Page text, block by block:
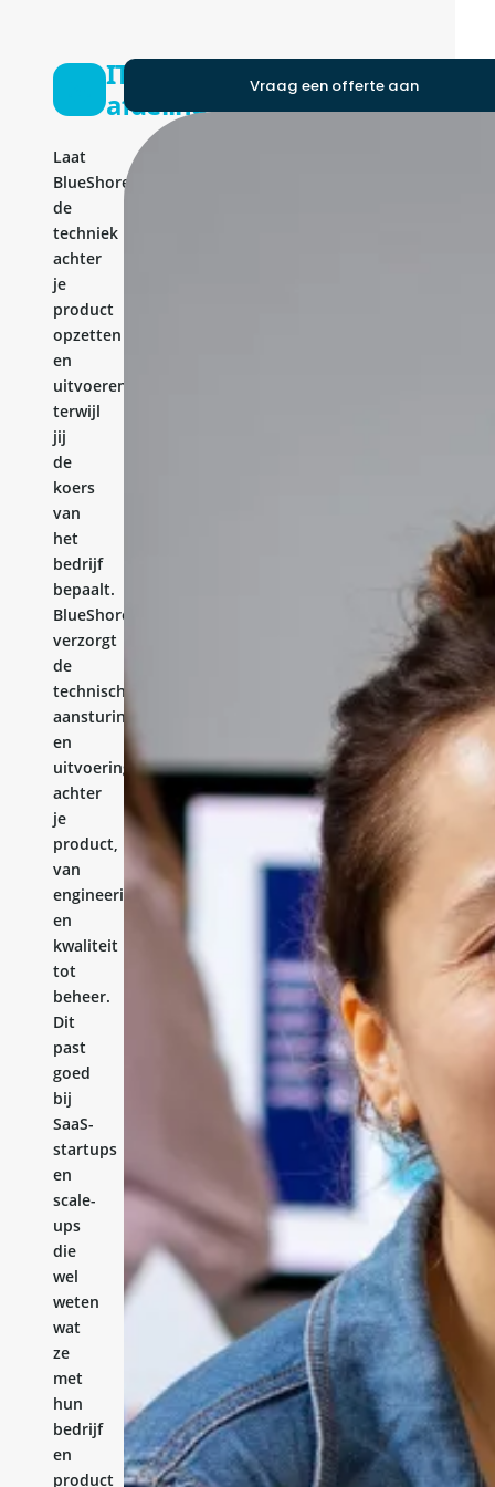
IT-
afdeling
Laat
BlueShores
de
techniek
achter
je
product
opzetten
en
uitvoeren,
terwijl
jij
de
koers
van
het
bedrijf
bepaalt.
BlueShores
verzorgt
de
technische
aansturing
en
uitvoering
achter
je
product,
van
engineering
en
kwaliteit
tot
beheer.
Dit
past
goed
bij
SaaS-
startups
en
scale-
ups
die
wel
weten
wat
ze
met
hun
bedrijf
en
product
Vraag een offerte aan